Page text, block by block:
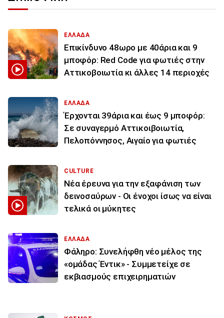
ΕΛΛΑΔΑ
Επικίνδυνο 48ωρο με 40άρια και 9
μποφόρ: Red Code για φωτιές στην
Αττικοβοιωτία κι άλλες 14 περιοχές
ΕΛΛΑΔΑ
Έρχονται 39άρια και έως 9 μποφόρ:
Σε συναγερμό Αττικοιβοιωτία,
Πελοπόννησος, Αιγαίο για φωτιές
CULTURE
Νέα έρευνα για την εξαφάνιση των
δεινοσαύρων - Οι ένοχοι ίσως να είναι
τελικά οι μύκητες
ΕΛΛΑΔΑ
Φάληρο: Συνελήφθη νέο μέλος της
«ομάδας Έντικ» - Συμμετείχε σε
εκβιασμούς επιχειρηματιών